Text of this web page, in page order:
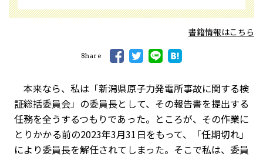
書籍情報はこちら
Share
本来なら、私は「新潟県原子力発電所事故に関する検
証総括委員会」の委員長として、その報告書を提出する
任務を全うするつもりであった。ところが、その作業に
とりかかる前の2023年3月31日をもって、「任期切れ」
により委員長を解任されてしまった。そこで私は、委員